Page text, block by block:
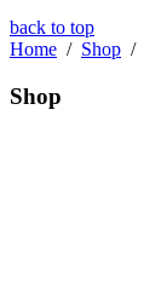
back to top
Home / Shop /
Shop